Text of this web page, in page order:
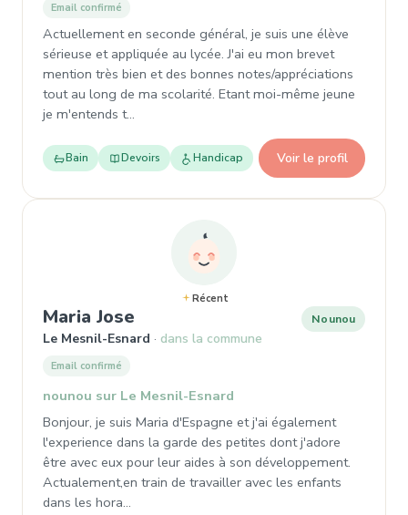
Email confirmé
Actuellement en seconde général, je suis une élève
sérieuse et appliquée au lycée. J'ai eu mon brevet
mention très bien et des bonnes notes/appréciations
tout au long de ma scolarité. Etant moi-même jeune
je m'entends t…
Bain Devoirs Handicap Voir le profil
Récent
Maria Jose , Nounou à Le Mesnil-Esnard
Le Mesnil-Esnard dans la commune
Nounou
Email confirmé
nounou sur Le Mesnil-Esnard
Bonjour, je suis Maria d'Espagne et j'ai également
l'experience dans la garde des petites dont j'adore
être avec eux pour leur aides à son développement.
Actualement,en train de travailler avec les enfants
dans les hora…